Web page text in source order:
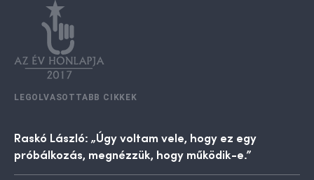
LEGOLVASOTTABB CIKKEK
Raskó László: „Úgy voltam vele, hogy ez egy
próbálkozás, megnézzük, hogy működik-e.”